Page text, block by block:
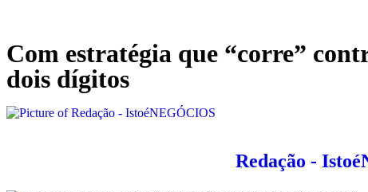
Com estratégia que “corre”
dois dígitos
Redação -